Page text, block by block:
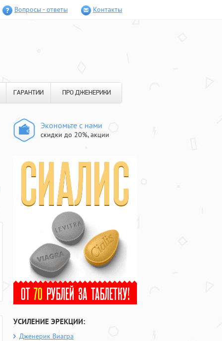
Вопросы - ответы Контакты
ГАРАНТИИ ПРО ДЖЕНЕРИКИ
Экономьте с нами
скидки до 20%, акции
УСИЛЕНИЕ ЭРЕКЦИИ:
Дженерик Виагра